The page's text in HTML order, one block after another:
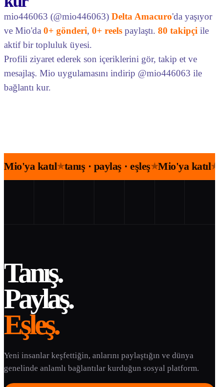
mio446063 (@mio446063) Delta Amacuro'da yaşıyor
ve Mio'da 0+ gönderi, 0+ reels paylaştı. 80 takipçi ile
aktif bir topluluk üyesi.
Profili ziyaret ederek son içeriklerini gör, takip et ve
mesajlaş. Mio uygulamasını indirip @mio446063 ile
bağlantı kur.
Mio'ya katıl★tanış · paylaş · eşleş★Mio'ya katıl★
Tanış.
Paylaş.
Eşleş.
Yeni insanlar keşfettiğin, anlarını paylaştığın ve dünya
genelinde anlamlı bağlantılar kurduğun sosyal platform.